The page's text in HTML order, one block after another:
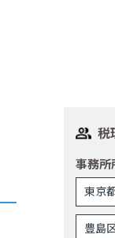
税
事務所